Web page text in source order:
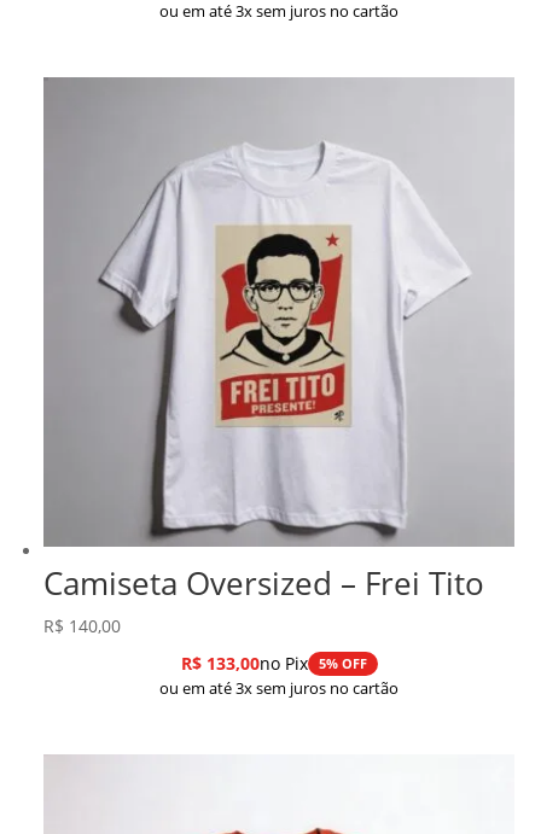
ou em até 3x sem juros no cartão
Camiseta Oversized – Frei Tito
R$ 140,00
R$133,00no Pix 5% OFF
ou em até 3x sem juros no cartão